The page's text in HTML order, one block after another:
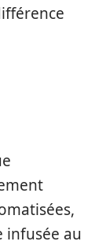
infusée au